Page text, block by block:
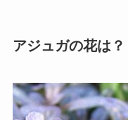
アジュガの花は？